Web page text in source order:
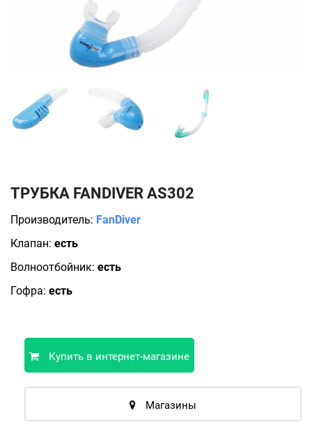
ТРУБКА FANDIVER AS302
Производитель: FanDiver
Клапан: есть
Волноотбойник: есть
Гофра: есть
Купить в интернет-магазине
Магазины